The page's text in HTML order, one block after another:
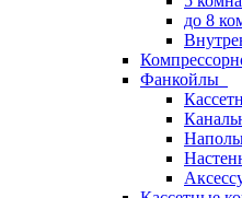
до 8
Фанкойлы